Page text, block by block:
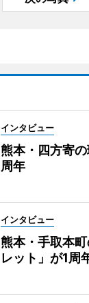
インタビュー
熊本・四方寄
周年
インタビュー
熊本・手取本
レット」が1周